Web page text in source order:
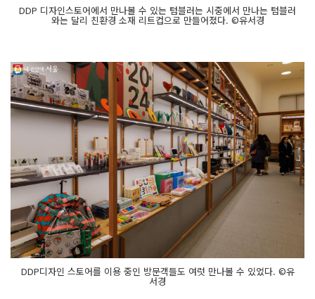
DDP 디자인스토어에서 만나볼 수 있는 텀블러는 시중에서 만나는 텀블러
와는 달리 친환경 소재 리트컵으로 만들어졌다. ©유서경
DDP디자인 스토어를 이용 중인 방문객들도 여럿 만나볼 수 있었다. ©유
서경